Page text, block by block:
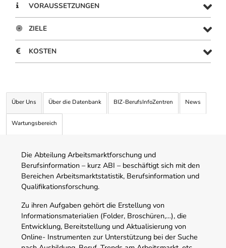
VORAUSSETZUNGEN
ZIELE
KOSTEN
Über Uns Über die Datenbank BIZ-BerufsInfoZentren News
Wartungsbereich
Die Abteilung Arbeitsmarktforschung und
Berufsinformation – kurz ABI – beschäftigt sich mit den
Bereichen Arbeitsmarktstatistik, Berufsinformation und
Qualifikationsforschung.
Zu ihren Aufgaben gehört die Erstellung von
Informationsmaterialien (Folder, Broschüren,…), die
Entwicklung, Bereitstellung und Aktualisierung von
Online- Instrumenten zur Unterstützung bei der Suche